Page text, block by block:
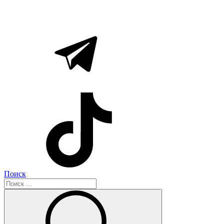
Поиск